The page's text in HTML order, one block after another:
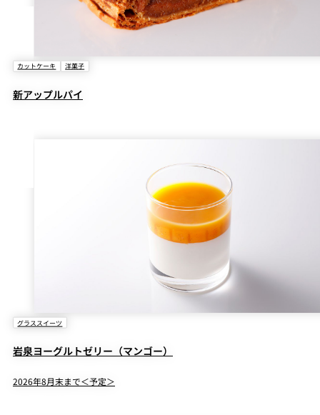
カットケーキ 洋菓子
新アップルパイ
グラススイーツ
岩泉ヨーグルトゼリー（マンゴー）
2026年8月末まで＜予定＞